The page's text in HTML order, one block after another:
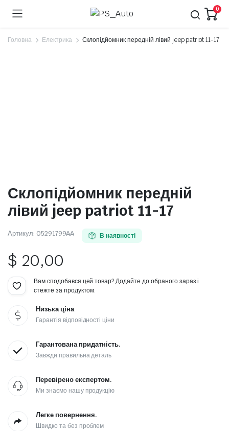
0
Головна Електрика Склопідйомник передній лівий jeep patriot 11-17
Склопідйомник передній
лівий jeep patriot 11-17
Артикул: 05291799AA В наявності
$ 20,00
Вам сподобався цей товар? Додайте до обраного зараз і
стежте за продуктом.
Низька ціна
Гарантія відповідності ціни
Гарантована придатність.
Завжди правильна деталь
Перевірено експертом.
Ми знаємо нашу продукцію
Легке повернення.
Швидко та без проблем